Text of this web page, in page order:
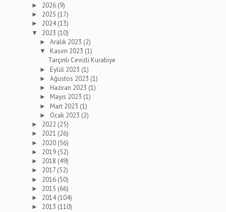
► 2026 (9)
► 2025 (17)
► 2024(13)
▼ 2023 (10)
►Aralık 2023 (2)
▼ Kasım 2023 (1)
Tarçınlı Cevizli Kurabiye
► Eylül 2023 (1)
►Ağustos 2023 (1)
► Haziran 2023 (1)
► Mayıs 2023 (1)
► Mart 2023 (1)
► Ocak 2023 (2)
► 2022 (25)
► 2021 (26)
► 2020 (56)
► 2019 (52)
► 2018 (49)
► 2017 (52)
► 2016 (50)
► 2015 (66)
► 2014(104)
► 2013 (110)